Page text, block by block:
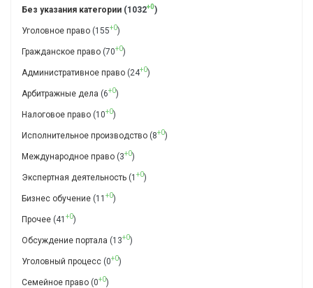
Без указания категории (1032+0)
Уголовное право (155+0)
Гражданское право (70+0)
Административное право (24+0)
Арбитражные дела (6+0)
Налоговое право (10+0)
Исполнительное производство (8+0)
Международное право (3+0)
Экспертная деятельность (1 +0)
Бизнес обучение (11 +0)
Прочее (41 +0)
Обсуждение портала (13+0)
Уголовный процесс (0+0)
Семейное право (0+0)